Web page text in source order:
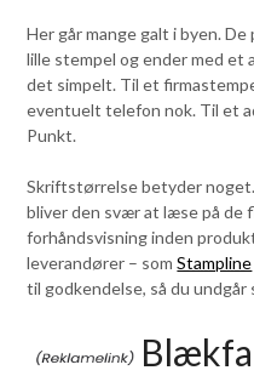
Her går mange galt i byen.
lille stempel og ender med et
det simpelt. Til et
eventuelt telefon nok. Til et
Punkt.
Skriftstørrelse betyder
bliver den svær at læse på de
forhåndsvisning inden
leverandører – somStampline
til godkendelse, så du undgår